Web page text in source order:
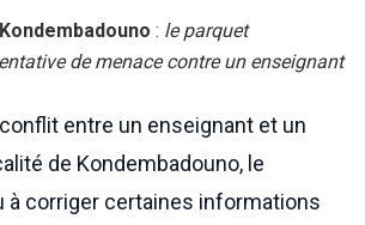
: le parquet
de menace contre un enseignant
entre un enseignant et un
de Kondembadouno, le
à corriger certaines informations